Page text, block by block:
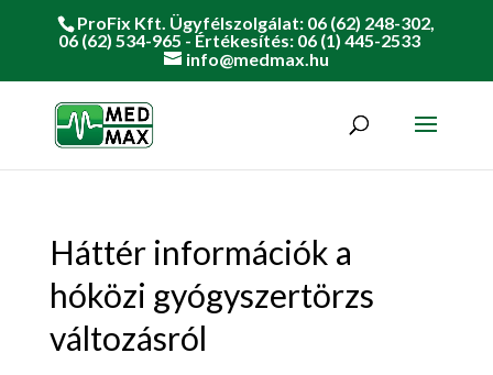
ProFix Kft. Ügyfélszolgálat: 06 (62) 248-302,
06 (62) 534-965 - Értékesítés: 06 (1) 445-2533
info@medmax.hu
Háttér információk a
hóközi gyógyszertörzs
változásról